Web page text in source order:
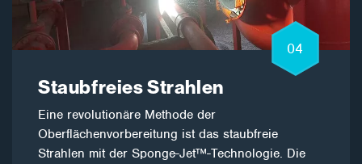
04
Staubfreies Strahlen
Eine revolutionäre Methode der
Oberflächenvorbereitung ist das staubfreie
Strahlen mit der Sponge-Jet™-Technologie. Die